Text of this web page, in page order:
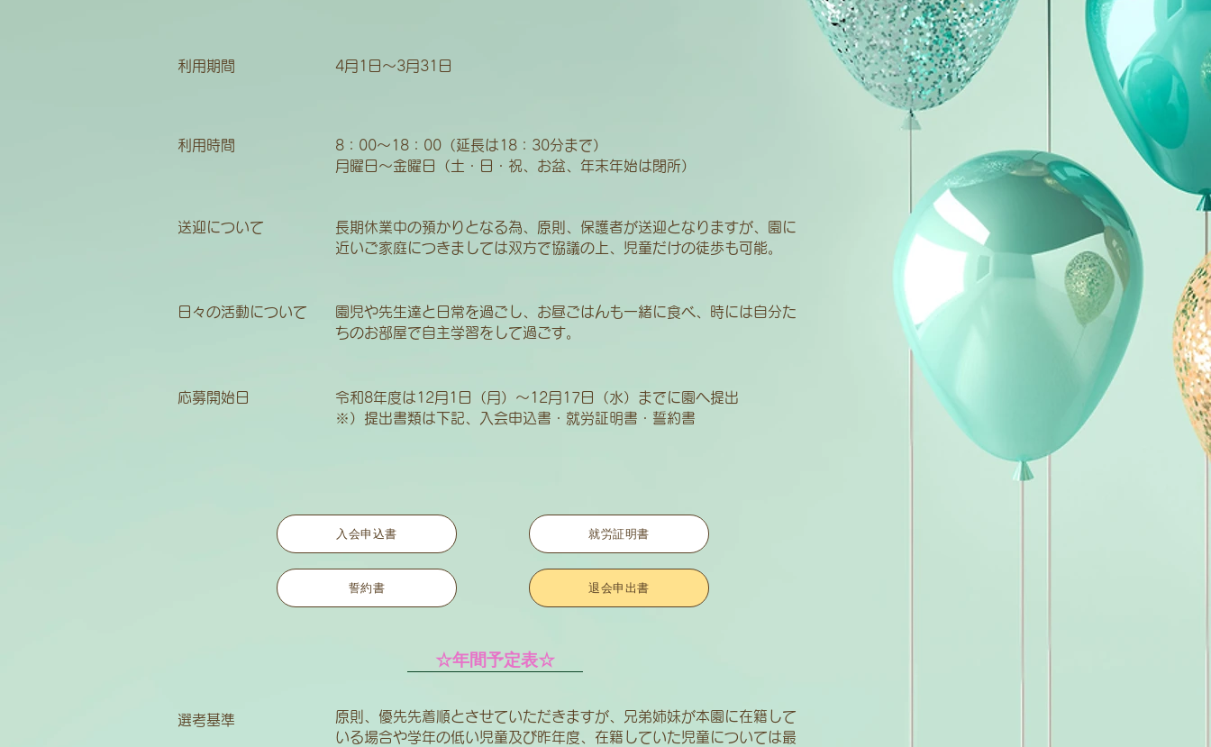
利用期間
利用時間
4月1日～3月31日
8：00～18：00（延長は18：30分まで）
月曜日～金曜日（土・日・祝、お盆、年末年始は閉所）
送迎について
長期休業中の預かりとなる為、原則、保護者が送迎となりますが、園に
近いご家庭につきましては双方で協議の上、児童だけの徒歩も可能。
日々の活動について
園児や先生達と日常を過ごし、お昼ごはんも一緒に食べ、時には自分た
ちのお部屋で自主学習をして過ごす。
応募開始日
令和8年度は12月1日（月）～12月17日（水）までに園へ提出
※）​提出書類は下記、入会申込書・就労証明書・誓約書
入会申込書
誓約書
就労証明書
退会申出書
☆年間予定表☆
選考基準
原則、優先先着順とさせていただきますが、兄弟姉妹が本園に在籍して
いる場合や学年の低い児童及び昨年度、在籍していた児童については最